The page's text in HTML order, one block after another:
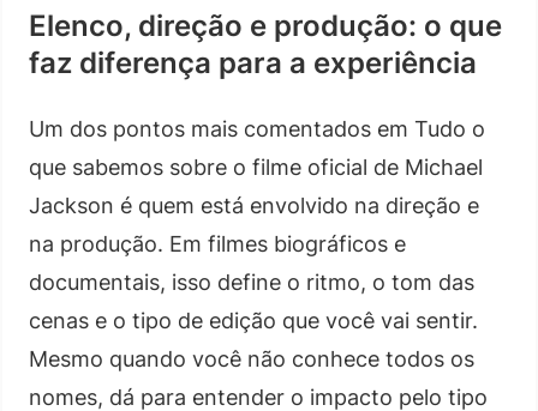
Elenco, direção e produção: o que
faz diferença para a experiência
Um dos pontos mais comentados em Tudo o
que sabemos sobre o filme oficial de Michael
Jackson é quem está envolvido na direção e
na produção. Em filmes biográficos e
documentais, isso define o ritmo, o tom das
cenas e o tipo de edição que você vai sentir.
Mesmo quando você não conhece todos os
nomes, dá para entender o impacto pelo tipo